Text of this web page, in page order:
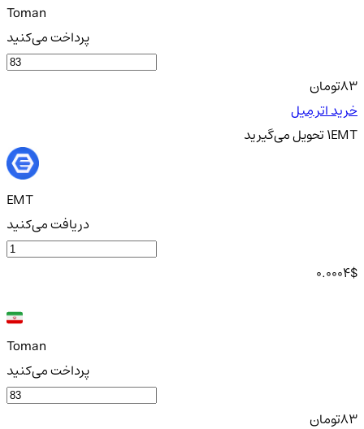
Toman
پرداخت می‌کنید
83تومان
خرید اتر مِیل
1EMT تحویلمی‌گیرید
EMT
دریافت می‌کنید
0.0004$
Toman
پرداخت می‌کنید
83تومان